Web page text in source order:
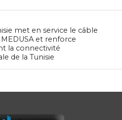
met en service le câble
et renforce
la connectivité
de la Tunisie